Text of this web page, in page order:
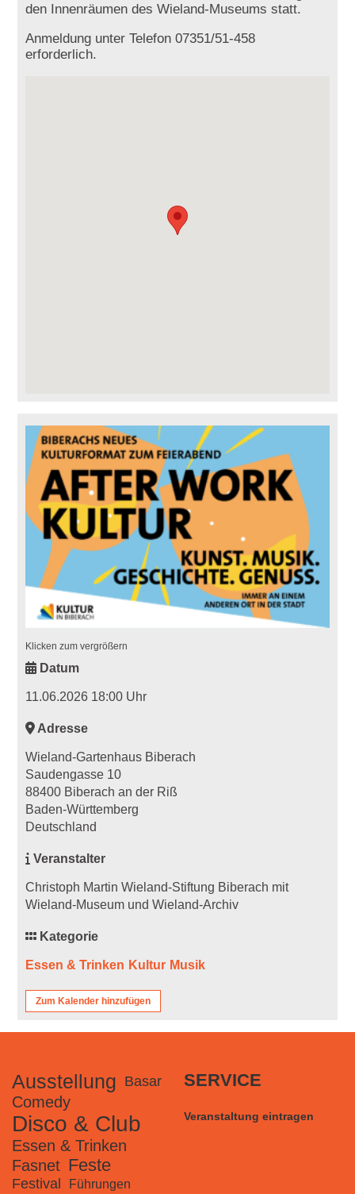
den Innenräumen des Wieland-Museums statt.
Anmeldung unter Telefon 07351/51-458
erforderlich.
Klicken zum vergrößern
Datum
11.06.2026 18:00 Uhr
Adresse
Wieland-Gartenhaus Biberach
Saudengasse 10
88400 Biberach an der Riß
Baden-Württemberg
Deutschland
Veranstalter
Christoph Martin Wieland-Stiftung Biberach mit
Wieland-Museum und Wieland-Archiv
Kategorie
Essen & Trinken Kultur Musik
Zum Kalender hinzufügen
Ausstellung Basar
Comedy
Disco & Club
Essen & Trinken
Fasnet Feste
Festival Führungen
SERVICE
Veranstaltung eintragen